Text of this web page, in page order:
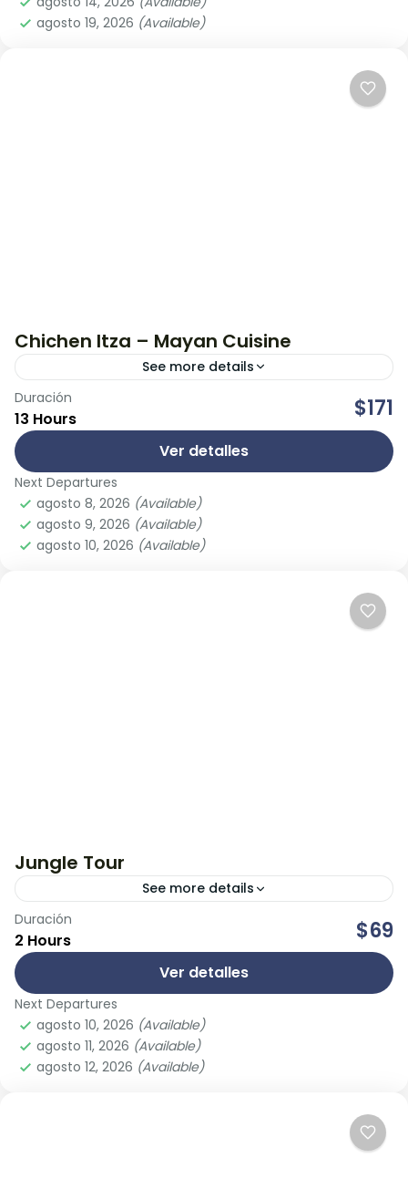
agosto 19, 2026 (Available)
Chichen Itza – Mayan Cuisine
See more details
Disfruta una de las 7 maravillas del mundo en esta
actividad tanto divertida como llena de cultura.
Transportaremos todos tus sentidos hasta la raíz
de...
Duración
13 Hours $171
Ver detalles
Next Departures
agosto 8, 2026 (Available)
agosto 9, 2026 (Available)
agosto 10, 2026 (Available)
Jungle Tour
See more details
Experimenta la emoción de nuestro recorrido en
lancha rápida en la Laguna Nichupté, mientras
explora los impresionantes escenarios naturales
de Cancún. Aquí vivirás un paseo...
Cancún
Duración
2 Hours $69
Ver detalles
Next Departures
agosto 10, 2026 (Available)
agosto 11, 2026 (Available)
agosto 12, 2026 (Available)